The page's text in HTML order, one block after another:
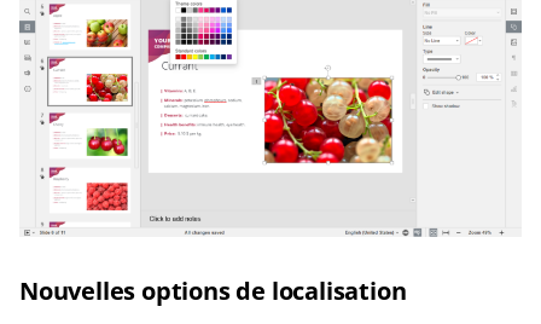
Nouvelles options de localisation